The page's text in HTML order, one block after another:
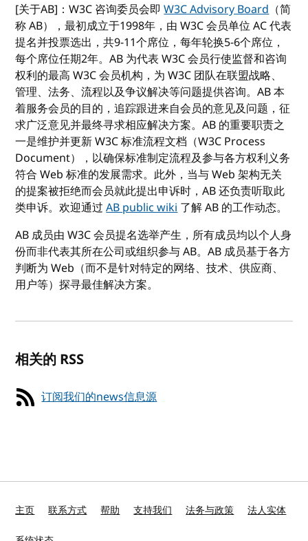
[关于AB]：W3C 咨询委员会即W3C Advisory Board（简
称 AB），最初成立于1998年，由 W3C 会员单位 AC 代表
提名并投票选出，共9-11个席位，每年轮换5-6个席位，
每个席位任期2年。AB 为代表 W3C 会员行使监督和咨询
权利的最高 W3C 会员机构，为 W3C 团队在联盟战略、
管理、法务、流程以及争议解决等问题提供咨询。AB 本
着服务会员的目的，追踪跟进来自会员的意见及问题，征
求广泛意见并最终寻求相应解决方案。AB 的重要职责之
一是维护并更新 W3C 标准流程文档（W3C Process
Document），以确保标准制定流程及参与各方权利义务
符合 Web 标准的发展需求。此外，当与 Web 架构无关
的提案被拒绝而会员就此提出申诉时，AB 还负责听取此
类申诉。欢迎通过AB public wiki了解 AB 的工作动态。
AB 成员由 W3C 会员提名选举产生，所有成员均以个人身
份而非代表其所在公司或组织参与 AB。AB 成员基于各方
判断为 Web（而不是针对特定的网络、技术、供应商、
用户等）探寻最佳解决方案。
相关的 RSS
订阅我们的news信息源
主页 联系方式 帮助 支持我们 法务与政策 法人实体